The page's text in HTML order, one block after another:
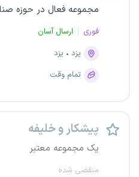
مجموعه فعال در حوزه
فوری
ارسال آسان
یزد
یزد
تمام وقت
پیشکار و خلیفه
یک مجموعه معتبر
منقضی شده